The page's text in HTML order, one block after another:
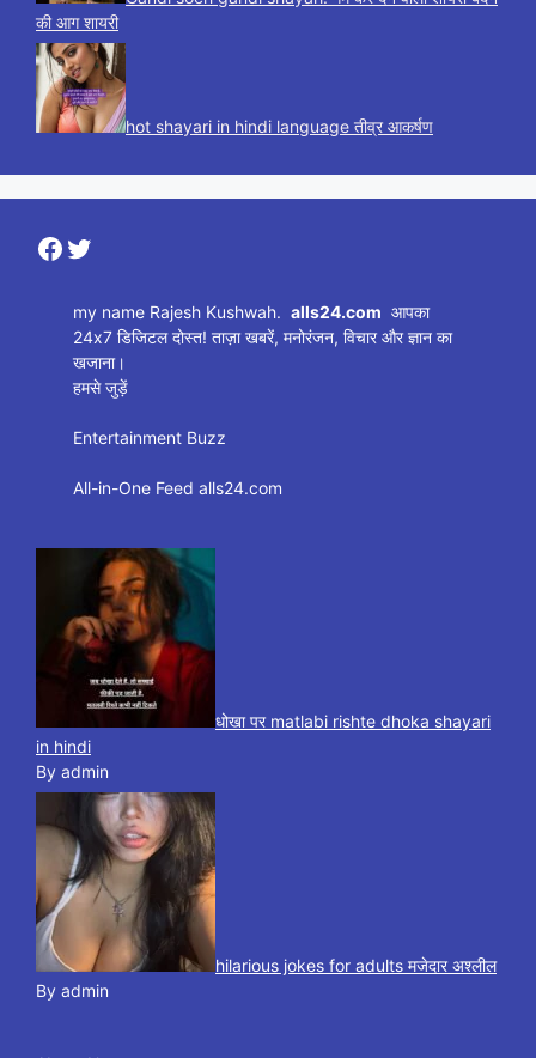
की आग शायरी
hot shayari in hindi language तीव्र आकर्षण
Facebook
Twitter
my name Rajesh Kushwah.alls24.com आपका
24x7 डिजिटल दोस्त! ताज़ा खबरें, मनोरंजन, विचार और ज्ञान का
खजाना।
हमसे जुड़ें
Entertainment Buzz
All-in-One Feed alls24.com
धोखा पर matlabi rishte dhoka shayari
in hindi
By admin
hilarious jokes for adults मजेदार अश्लील
By admin